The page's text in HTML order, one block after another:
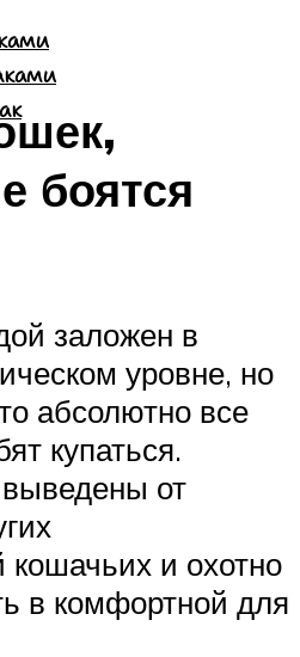
боятся
заложен в
уровне, но
абсолютно все
купаться.
от
кошачьих и охотно
в комфортной для